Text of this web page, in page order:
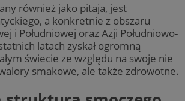
również jako pitaja, jest
a konkretnie z obszaru
i Południowej oraz Azji Południowo-
latach zyskał ogromną
świecie ze względu na swoje nie
smakowe, ale także zdrowotne.